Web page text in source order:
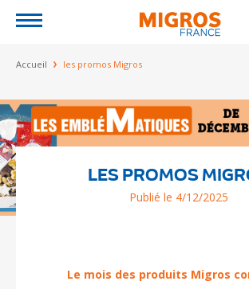
Vous êtes ici
Accueil les promos Migros
LES PROMOS
Publié le 4/12/2025
Le mois des produits Migros